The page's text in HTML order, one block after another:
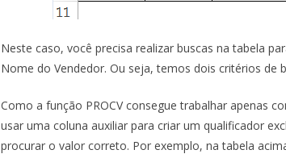
Neste caso, você precisa realizar buscas na tabela
Nome do Vendedor. Ou seja, temos dois critérios de
Como a função PROCV consegue trabalhar apenas
usar uma coluna auxiliar para criar um qualificador
procurar o valor correto. Por exemplo, na tabela